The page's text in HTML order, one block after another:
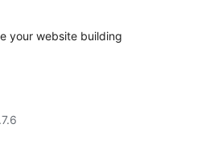
your website building